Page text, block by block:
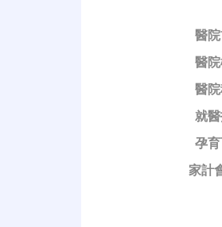
醫
醫
醫
就
孕
家計